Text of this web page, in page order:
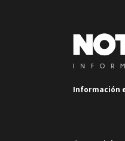
Información